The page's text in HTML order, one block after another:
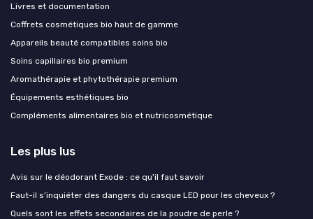
Livres et documentation
Coffrets cosmétiques bio haut de gamme
Appareils beauté compatibles soins bio
Soins capillaires bio premium
Aromathérapie et phytothérapie premium
Équipements esthétiques bio
Compléments alimentaires bio et nutricosmétique
Les plus lus
Avis sur le déodorant Exode : ce qu'il faut savoir
Faut-il s’inquiéter des dangers du casque LED pour les cheveux ?
Quels sont les effets secondaires de la poudre de perle ?